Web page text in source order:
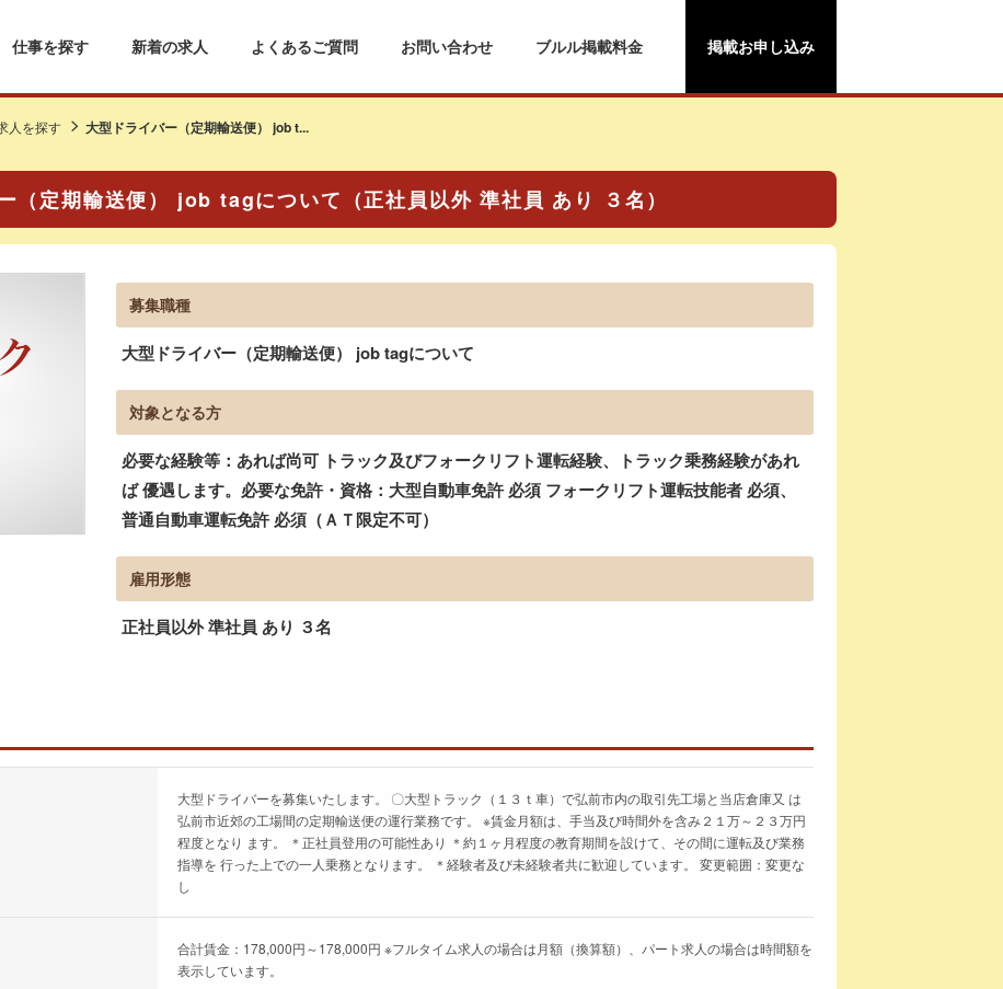
仕事を探す 新着の求人 よくあるご質問 お問い合わせ ブルル掲載料金 掲載お申し込み
人を探す 大型ドライバー（定期輸送便） job t...
（定期輸送便） job tagについて（正社員以外 準社員 あり ３名）
募集職種
大型ドライバー（定期輸送便） job tagについて
対象となる方
必要な経験等：あれば尚可 トラック及びフォークリフト運転経験、トラック乗務経験があれ
ば 優遇します。必要な免許・資格：大型自動車免許 必須 フォークリフト運転技能者 必須、
普通自動車運転免許 必須（ＡＴ限定不可）
雇用形態
正社員以外 準社員 あり ３名
大型ドライバーを募集いたします。 〇大型トラック（１３ｔ車）で弘前市内の取引先工場と当店倉庫又 は
弘前市近郊の工場間の定期輸送便の運行業務です。 ※賃金月額は、手当及び時間外を含み２１万～２３万円
程度となり ます。 ＊正社員登用の可能性あり ＊約１ヶ月程度の教育期間を設けて、その間に運転及び業務
指導を 行った上での一人乗務となります。 ＊経験者及び未経験者共に歓迎しています。 変更範囲：変更な
し
合計賃金：178,000円～178,000円 ※フルタイム求人の場合は月額（換算額）、パート求人の場合は時間額を
表示しています。